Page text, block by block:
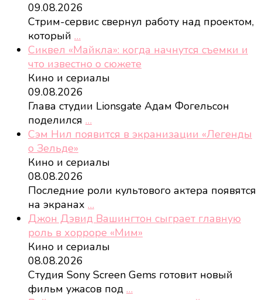
09.08.2026
Стрим-сервис свернул работу над проектом,
который …
Сиквел «Майкла»: когда начнутся съемки и
что известно о сюжете
Кино и сериалы
09.08.2026
Глава студии Lionsgate Адам Фогельсон
поделился …
Сэм Нил появится в экранизации «Легенды
о Зельде»
Кино и сериалы
08.08.2026
Последние роли культового актера появятся
на экранах …
Джон Дэвид Вашингтон сыграет главную
роль в хорроре «Мим»
Кино и сериалы
08.08.2026
Студия Sony Screen Gems готовит новый
фильм ужасов под …